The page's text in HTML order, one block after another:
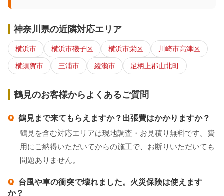
神奈川県の近隣対応エリア
横浜市 横浜市磯子区 横浜市栄区
川崎市高津区
横須賀市
三浦市 綾瀬市 足柄上郡山北町
鶴見のお客様からよくあるご質問
鶴見まで来てもらえますか？出張費はかかりますか？
鶴見を含む対応エリアは現地調査・お見積り無料です。費
用にご納得いただいてからの施工で、お断りいただいても
問題ありません。
台風や車の衝突で壊れました。火災保険は使えます
か？